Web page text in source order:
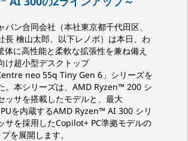
パン合同会社（本社東京都千代田区、
長 檜山太郎、以下レノボ）は本日、わ
体に高性能と柔軟な拡張性を兼ね備え
け超小型デスクトップ
neo 55q Tiny Gen 6」シリーズを
。本シリーズは、AMD Ryzen™ 200 シ
ッサを搭載したモデルと、最大
を内蔵するAMD Ryzen™ AI 300 シリ
サを採用したCopilot+ PC準拠モデルの
を展開します。